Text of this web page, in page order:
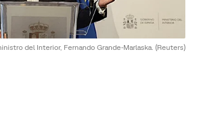
del Interior, Fernando Grande-Marlaska. (Reuters)